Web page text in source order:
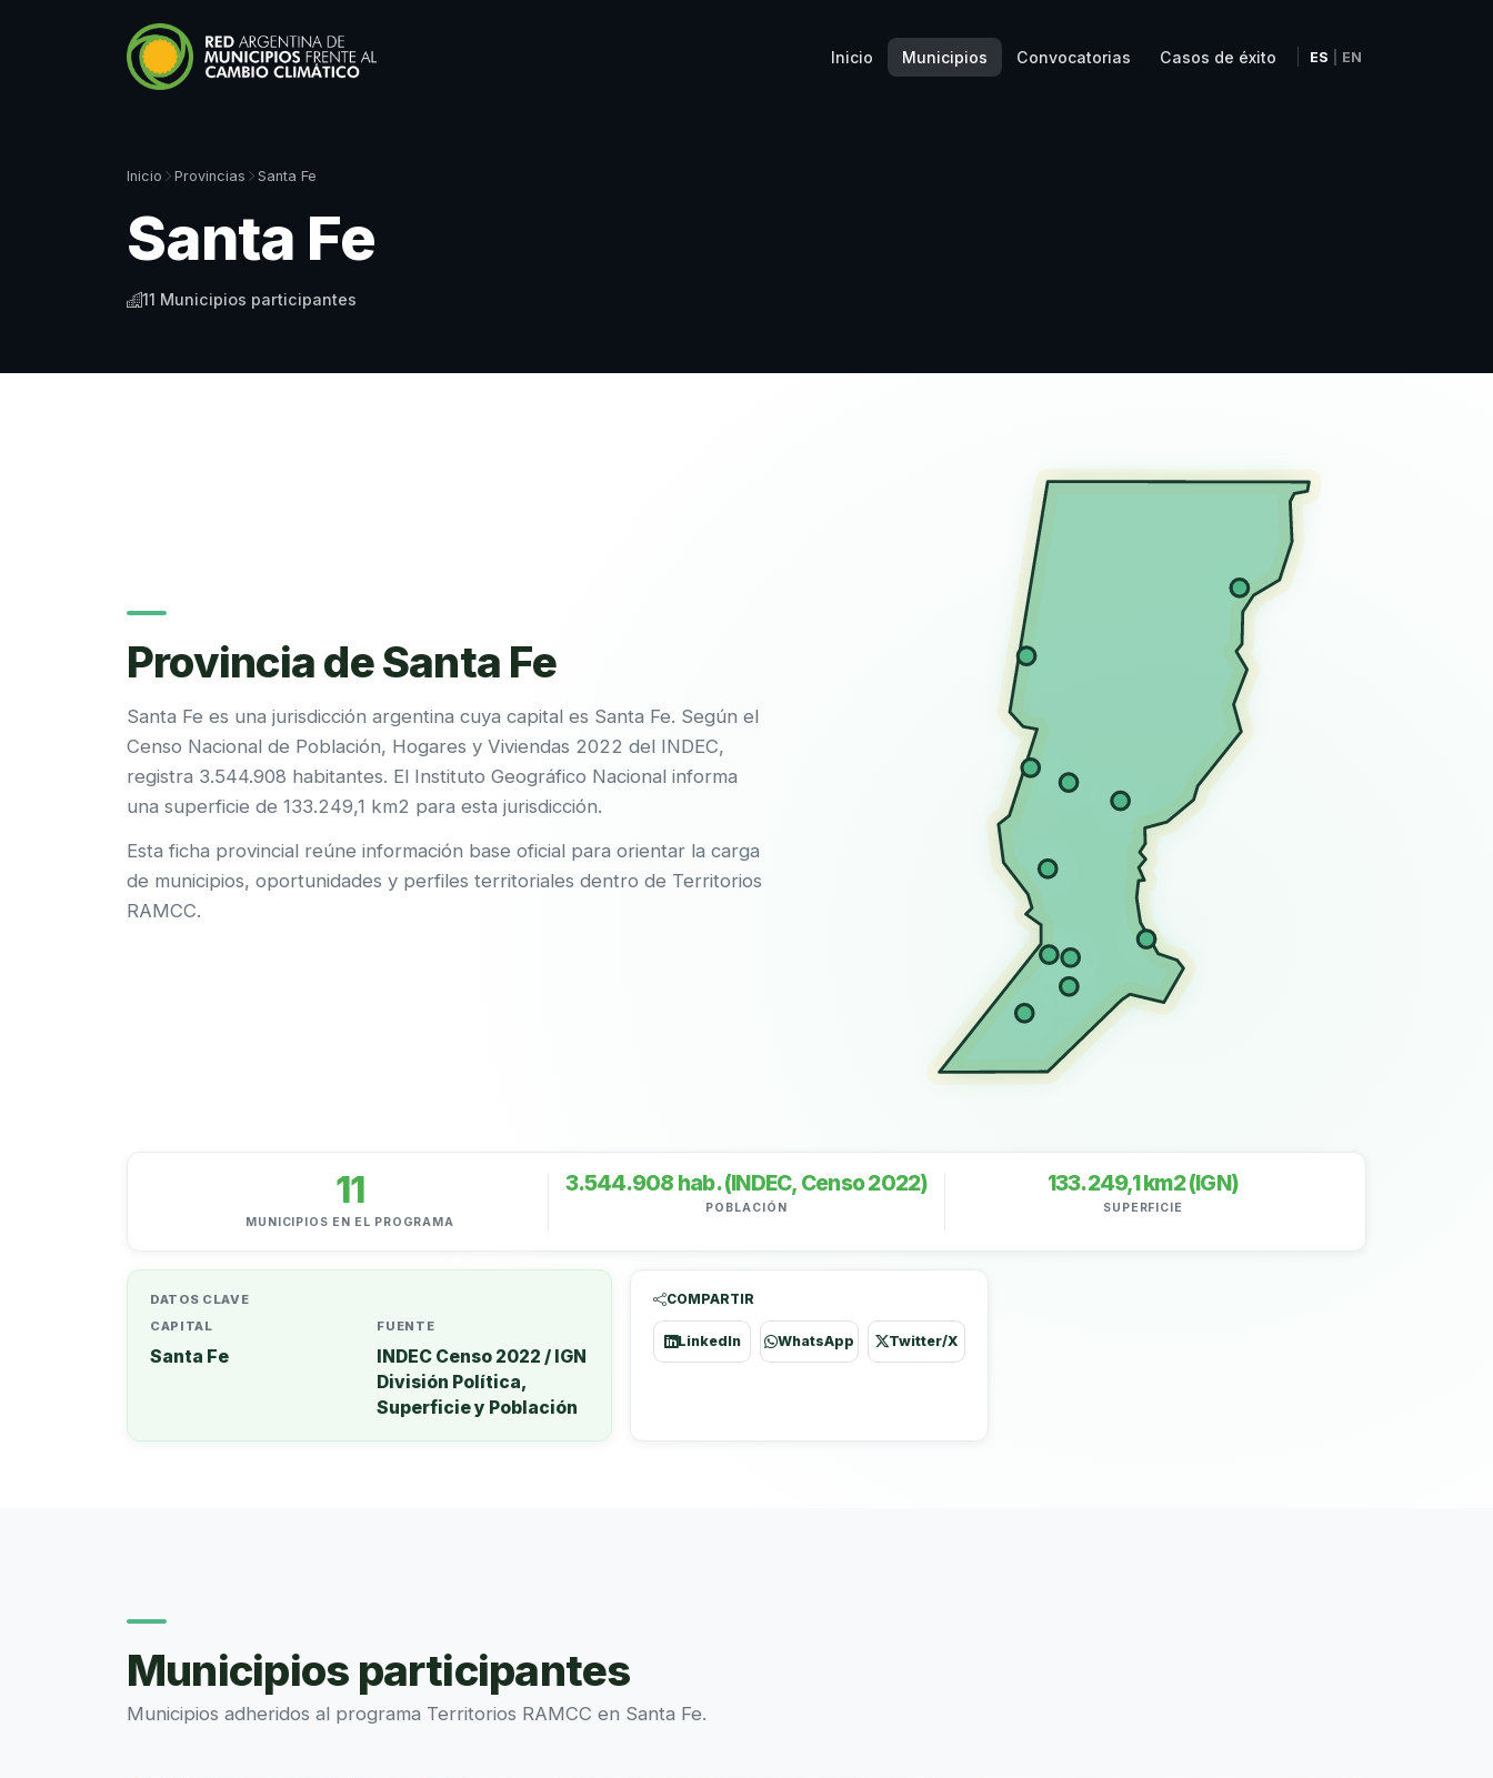
Inicio Municipios Convocatorias Casos de éxito ES EN
Inicio Provincias Santa Fe
Santa Fe
11 Municipios participantes
Provincia de Santa Fe
Santa Fe es una jurisdicción argentina cuya capital es Santa Fe. Según el
Censo Nacional de Población, Hogares y Viviendas 2022 del INDEC,
registra 3.544.908 habitantes. El Instituto Geográfico Nacional informa
una superficie de 133.249,1 km2 para esta jurisdicción.
Esta ficha provincial reúne información base oficial para orientar la carga
de municipios, oportunidades y perfiles territoriales dentro de Territorios
RAMCC.
11
MUNICIPIOS EN EL PROGRAMA
3.544.908 hab. (INDEC, Censo 2022)
POBLACIÓN
133.249,1 km2 (IGN)
SUPERFICIE
DATOS CLAVE
CAPITAL
Santa Fe
FUENTE
INDEC Censo 2022 / IGN
División Política,
Superficie y Población
COMPARTIR
LinkedIn WhatsApp Twitter/X
Municipios participantes
Municipios adheridos al programa Territorios RAMCC en Santa Fe.